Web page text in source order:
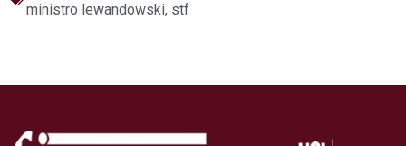
ministro lewandowski, stf